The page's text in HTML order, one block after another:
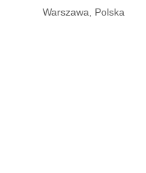
Warszawa, Polska